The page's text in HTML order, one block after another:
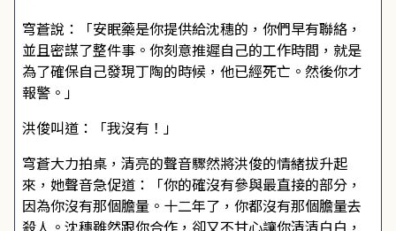
穹蒼說：「安眠藥是你提供給沈穗的，你們早有聯絡，
並且密謀了整件事。你刻意推遲自己的工作時間，就是
為了確保自己發現丁陶的時候，他已經死亡。然後你才
報警。」
洪俊叫道：「我沒有！」
穹蒼大力拍桌，清亮的聲音驟然將洪俊的情緒拔升起
來，她聲音急促道：「你的確沒有參與最直接的部分，
因為你沒有那個膽量。十二年了，你都沒有那個膽量去
殺人。沈穗雖然跟你合作，卻又不甘心讓你清清白白，